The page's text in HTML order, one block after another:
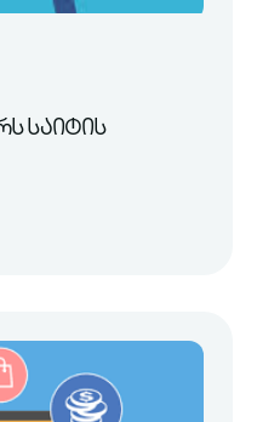
საიტის